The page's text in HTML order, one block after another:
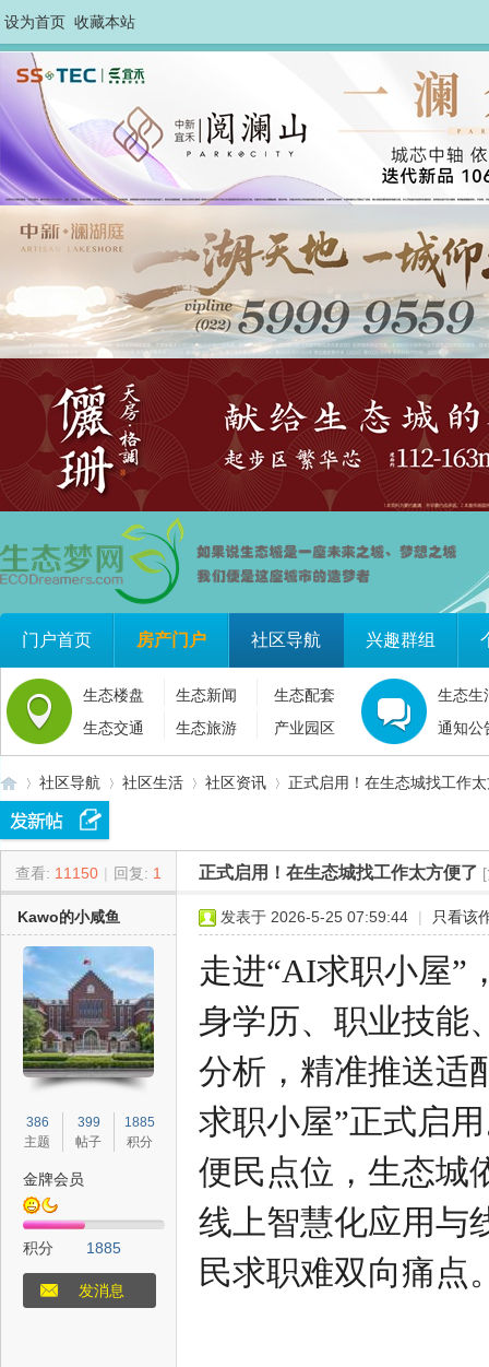
设为首页 收藏本站
门户首页 房产门户 社区导航 兴趣群组
生态楼盘 生态新闻
生态配套
生态交通
生态旅游 产业园区
生态生
通知公
»
社区导航 社区生活 社区资讯
›
正式启用！在生态城找工作
查看: 11150 | 回复: 1 正式启用！在生态城找工作太方便了
Kawo的小咸鱼
386
主题
399
帖子
1885
积分
金牌会员
积分 1885
发消息
发表于 2026-5-25 07:59:44 | 只看该
走进“AI求职小屋”
身学历、职业技能
分析，精准推送适
求职小屋”正式启
便民点位，生态城
线上智慧化应用与
民求职难双向痛点